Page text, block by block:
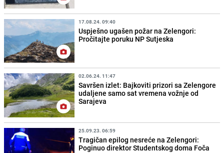
17.08.24. 09:40
Uspješno ugašen požar na Zelengori:
Pročitajte poruku NP Sutjeska
02.06.24. 11:47
Savršen izlet: Bajkoviti prizori sa Zelengore
udaljene samo sat vremena vožnje od
Sarajeva
25.09.23. 06:59
Tragičan epilog nesreće na Zelengori:
Poginuo direktor Studentskog doma Foča